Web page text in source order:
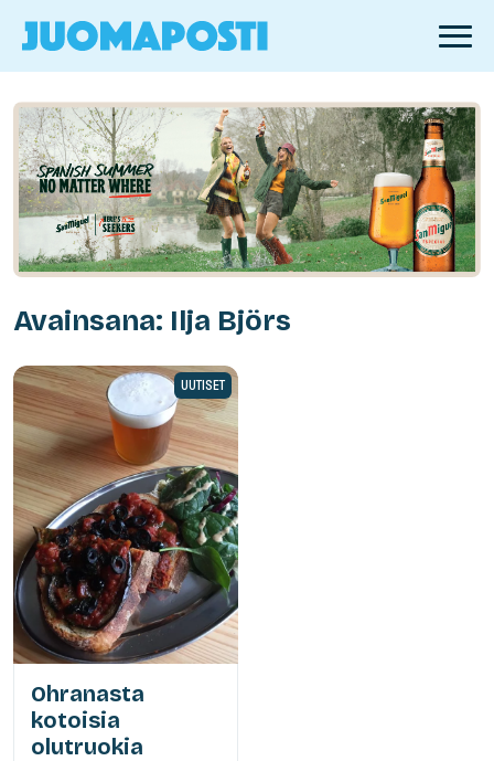
Avainsana: Ilja Björs
UUTISET
Ohranasta
kotoisia
olutruokia